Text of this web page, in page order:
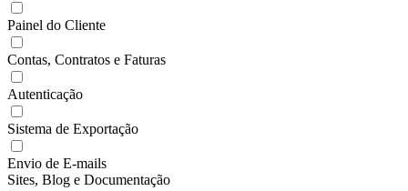
Painel do Cliente
Contas, Contratos e Faturas
Autenticação
Sistema de Exportação
Envio de E-mails
Sites, Blog e Documentação